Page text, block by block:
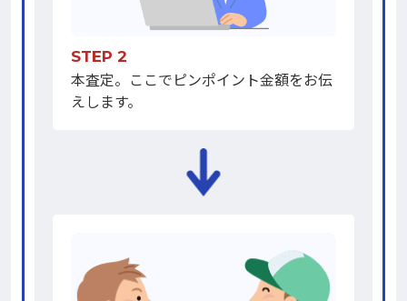
STEP 2
本査定。ここでピンポイント金額をお伝
えします。